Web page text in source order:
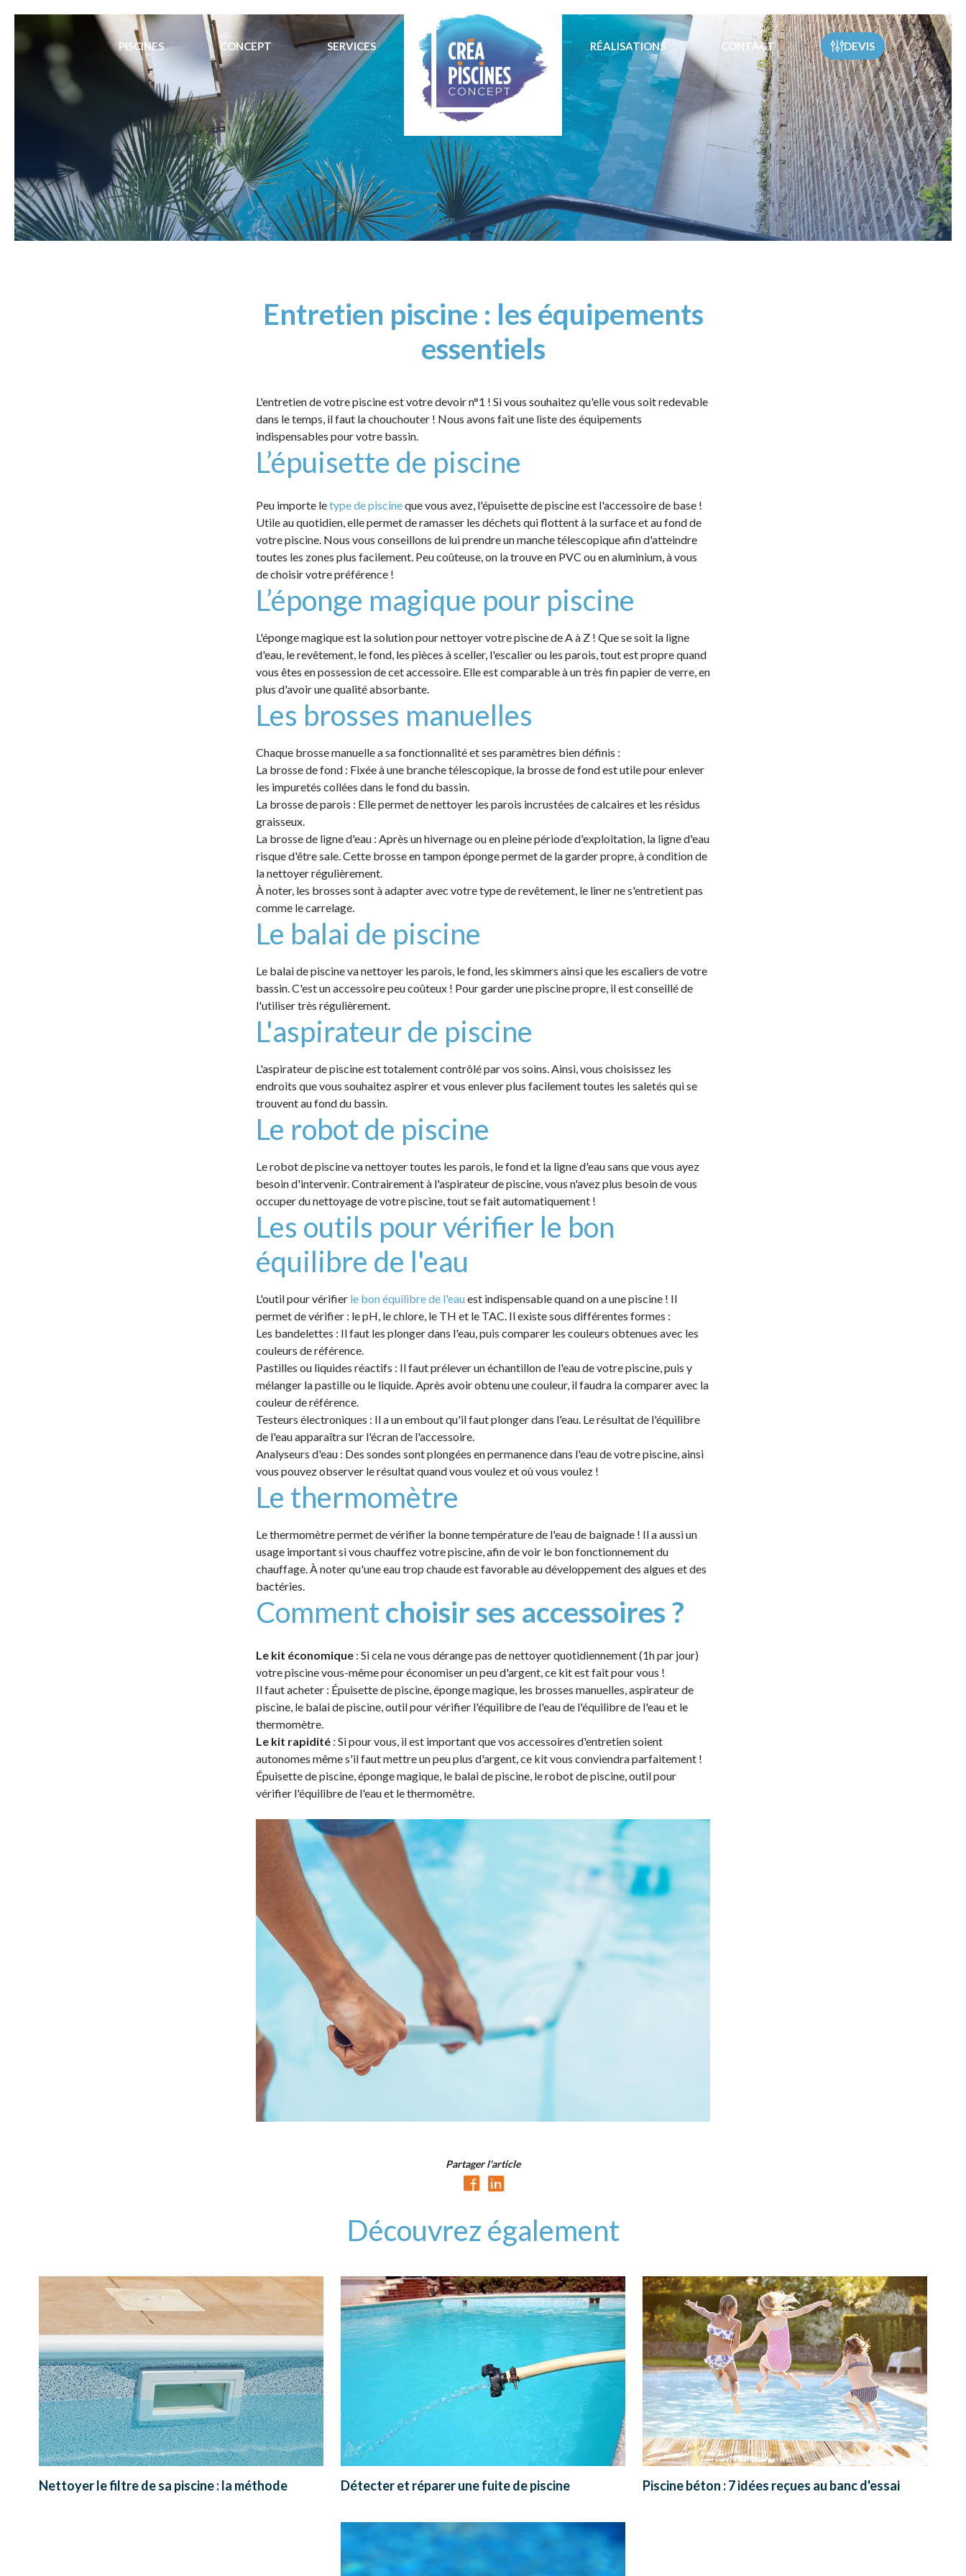
PISCINES CONCEPT SERVICES RÉALISATIONS CONTACT DEVIS
Entretien piscine : les équipements
essentiels
L'entretien de votre piscine est votre devoir n°1 ! Si vous souhaitez qu'elle vous soit redevable
dans le temps, il faut la chouchouter ! Nous avons fait une liste des équipements
indispensables pour votre bassin.
L’épuisette de piscine
Peu importe letype de piscineque vous avez, l'épuisette de piscine est l'accessoire de base !
Utile au quotidien, elle permet de ramasser les déchets qui flottent à la surface et au fond de
votre piscine. Nous vous conseillons de lui prendre un manche télescopique afin d'atteindre
toutes les zones plus facilement. Peu coûteuse, on la trouve en PVC ou en aluminium, à vous
de choisir votre préférence !
L’éponge magique pour piscine
L'éponge magique est la solution pour nettoyer votre piscine de A à Z ! Que se soit la ligne
d'eau, le revêtement, le fond, les pièces à sceller, l'escalier ou les parois, tout est propre quand
vous êtes en possession de cet accessoire. Elle est comparable à un très fin papier de verre, en
plus d'avoir une qualité absorbante.
Les brosses manuelles
Chaque brosse manuelle a sa fonctionnalité et ses paramètres bien définis :
La brosse de fond : Fixée à une branche télescopique, la brosse de fond est utile pour enlever
les impuretés collées dans le fond du bassin.
La brosse de parois : Elle permet de nettoyer les parois incrustées de calcaires et les résidus
graisseux.
La brosse de ligne d'eau : Après un hivernage ou en pleine période d'exploitation, la ligne d'eau
risque d'être sale. Cette brosse en tampon éponge permet de la garder propre, à condition de
la nettoyer régulièrement.
À noter, les brosses sont à adapter avec votre type de revêtement, le liner ne s'entretient pas
comme le carrelage.
Le balai de piscine
Le balai de piscine va nettoyer les parois, le fond, les skimmers ainsi que les escaliers de votre
bassin. C'est un accessoire peu coûteux ! Pour garder une piscine propre, il est conseillé de
l'utiliser très régulièrement.
L'aspirateur de piscine
L'aspirateur de piscine est totalement contrôlé par vos soins. Ainsi, vous choisissez les
endroits que vous souhaitez aspirer et vous enlever plus facilement toutes les saletés qui se
trouvent au fond du bassin.
Le robot de piscine
Le robot de piscine va nettoyer toutes les parois, le fond et la ligne d'eau sans que vous ayez
besoin d'intervenir. Contrairement à l'aspirateur de piscine, vous n'avez plus besoin de vous
occuper du nettoyage de votre piscine, tout se fait automatiquement !
Les outils pour vérifier le bon
équilibre de l'eau
L'outil pour vérifier le bon équilibre de l'eauest indispensable quand on a une piscine ! Il
permet de vérifier : le pH, le chlore, le TH et le TAC. Il existe sous différentes formes :
Les bandelettes : Il faut les plonger dans l'eau, puis comparer les couleurs obtenues avec les
couleurs de référence.
Pastilles ou liquides réactifs : Il faut prélever un échantillon de l'eau de votre piscine, puis y
mélanger la pastille ou le liquide. Après avoir obtenu une couleur, il faudra la comparer avec la
couleur de référence.
Testeurs électroniques : Il a un embout qu'il faut plonger dans l'eau. Le résultat de l'équilibre
de l'eau apparaîtra sur l'écran de l'accessoire.
Analyseurs d'eau : Des sondes sont plongées en permanence dans l'eau de votre piscine, ainsi
vous pouvez observer le résultat quand vous voulez et où vous voulez !
Le thermomètre
Le thermomètre permet de vérifier la bonne température de l'eau de baignade ! Il a aussi un
usage important si vous chauffez votre piscine, afin de voir le bon fonctionnement du
chauffage. À noter qu'une eau trop chaude est favorable au développement des algues et des
bactéries.
Commentchoisir ses accessoires ?
Le kit économique : Si cela ne vous dérange pas de nettoyer quotidiennement (1h par jour)
votre piscine vous-même pour économiser un peu d'argent, ce kit est fait pour vous !
Il faut acheter : Épuisette de piscine, éponge magique, les brosses manuelles, aspirateur de
piscine, le balai de piscine, outil pour vérifier l'équilibre de l'eau de l'équilibre de l'eau et le
thermomètre.
Le kit rapidité : Si pour vous, il est important que vos accessoires d'entretien soient
autonomes même s'il faut mettre un peu plus d'argent, ce kit vous conviendra parfaitement !
Épuisette de piscine, éponge magique, le balai de piscine, le robot de piscine, outil pour
vérifier l'équilibre de l'eau et le thermomètre.
Partager l'article
Découvrez également
Nettoyer le filtre de sa piscine : la méthode Détecter et réparer une fuite de piscine Piscine béton : 7 idées reçues au banc d'essai